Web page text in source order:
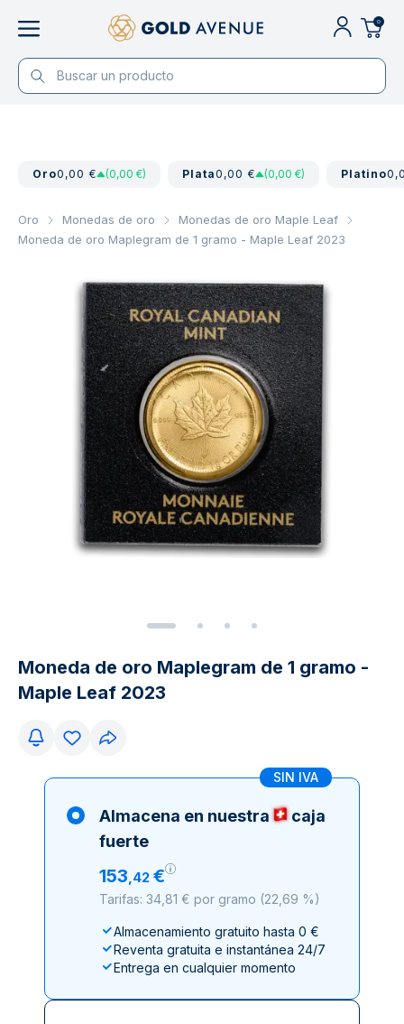
0
Oro0,00 € (0,00 €) Plata0,00 € (0,00 €) Platino
Oro Monedas de oro
Monedas de oro Maple Leaf
Moneda de oro Maplegram de 1 gramo - Maple Leaf 2023
Moneda de oro Maplegram de 1 gramo -
Maple Leaf 2023
SIN IVA
Almacena en nuestra
caja
fuerte
153,42 €
Tarifas: 34,81 € por gramo (22,69 %)
Almacenamiento gratuito hasta 0 €
Reventa gratuita e instantánea 24/7
Entrega en cualquier momento